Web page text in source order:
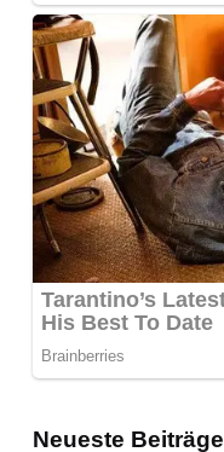
Neueste Beiträge